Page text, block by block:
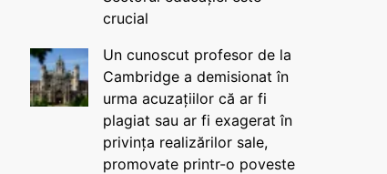
crucial
Un cunoscut profesor de la
Cambridge a demisionat în
urma acuzațiilor că ar fi
plagiat sau ar fi exagerat în
privința realizărilor sale,
promovate printr-o poveste